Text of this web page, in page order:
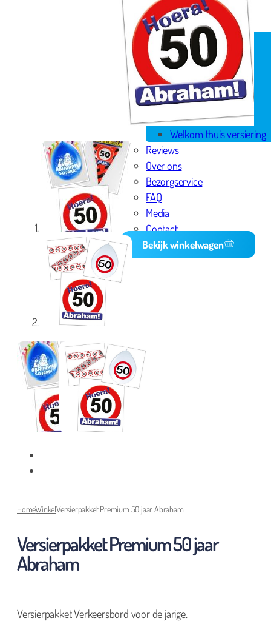
Rode loper
Versiering
Geboorte versiering
Geslaagd versiering
Huwelijk versiering
Pensioen versiering
Verjaardag versiering
Voordeelpakketten
Welkom thuis versiering
Reviews
Over ons
Bezorgservice
FAQ
Media
Contact
Bekijk winkelwagen
HomeWinkelVersierpakket Premium 50 jaar Abraham
Versierpakket Premium 50 jaar
Abraham
Versierpakket Verkeersbord voor de jarige.